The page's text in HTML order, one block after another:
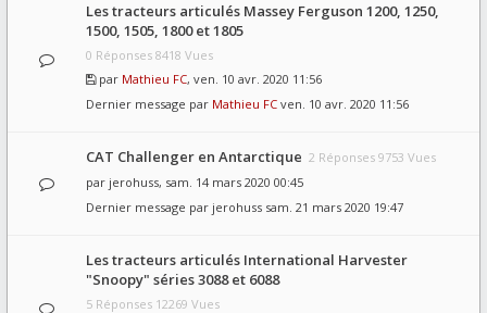
Les tracteurs articulés Massey Ferguson 1200, 1250,
1500, 1505, 1800 et 1805
0 Réponses 8418 Vues
par Mathieu FC, ven. 10 avr. 2020 11:56
Dernier message par Mathieu FC ven. 10 avr. 2020 11:56
CAT Challenger en Antarctique 2 Réponses 9753 Vues
par jerohuss, sam. 14 mars 2020 00:45
Dernier message par jerohuss sam. 21 mars 2020 19:47
Les tracteurs articulés International Harvester
"Snoopy" séries 3088 et 6088
5 Réponses 12269 Vues